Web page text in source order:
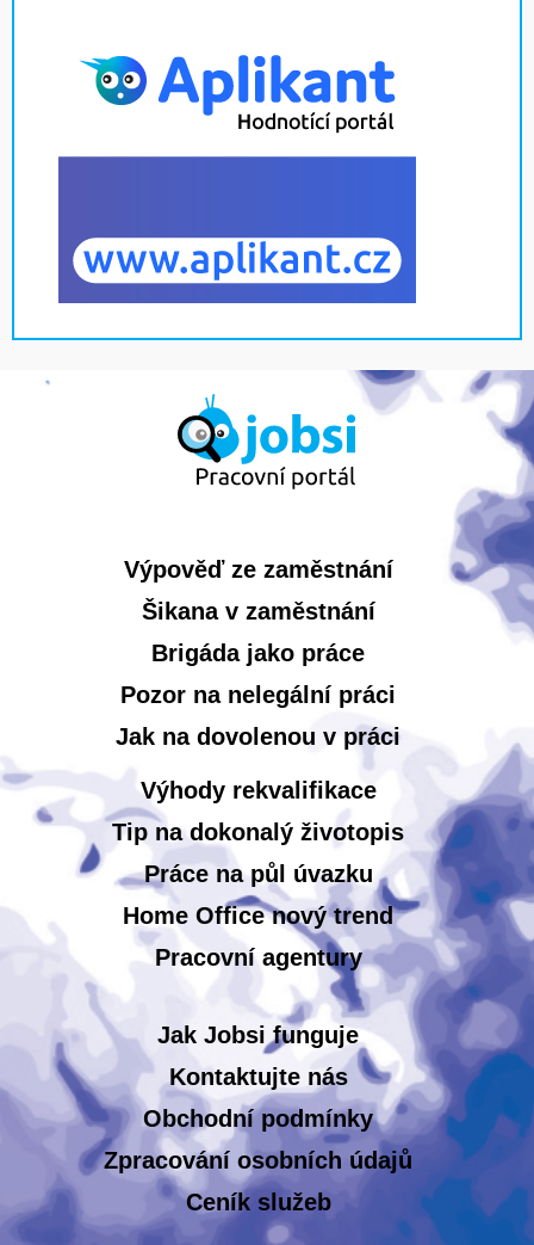
Výpověď ze zaměstnání
Šikana v zaměstnání
Brigáda jako práce
Pozor na nelegální práci
Jak na dovolenou v práci
Výhody rekvalifikace
Tip na dokonalý životopis
Práce na půl úvazku
Home Office nový trend
Pracovní agentury
Jak Jobsi funguje
Kontaktujte nás
Obchodní podmínky
Zpracování osobních údajů
Ceník služeb